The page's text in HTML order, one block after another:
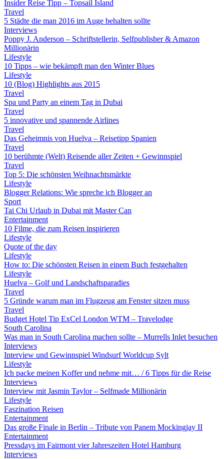
Insider Reise Tipp – Topsail Island
Travel
5 Städte die man 2016 im Auge behalten sollte
Interviews
Poppy J. Anderson – Schriftstellerin, Selfpublisher & Amazon
Millionärin
Lifestyle
10 Tipps – wie bekämpft man den Winter Blues
Lifestyle
10 (Blog) Highlights aus 2015
Travel
Spa und Party an einem Tag in Dubai
Travel
5 innovative und spannende Airlines
Travel
Das Geheimnis von Huelva – Reisetipp Spanien
Travel
10 berühmte (Welt) Reisende aller Zeiten + Gewinnspiel
Travel
Top 5: Die schönsten Weihnachtsmärkte
Lifestyle
Blogger Relations: Wie spreche ich Blogger an
Sport
Tai Chi Urlaub in Dubai mit Master Can
Entertainment
10 Filme, die zum Reisen inspirieren
Lifestyle
Quote of the day
Lifestyle
How to: Die schönsten Reisen in einem Buch festgehalten
Lifestyle
Huelva – Golf und Landschaftsparadies
Travel
5 Gründe warum man im Flugzeug am Fenster sitzen muss
Travel
Budget Hotel Tip ExCel London WTM – Travelodge
South Carolina
Was man in South Carolina machen sollte – Murrells Inlet besuchen
Interviews
Interview und Gewinnspiel Windsurf Worldcup Sylt
Lifestyle
Ich packe meinen Koffer und nehme mit… / 6 Tipps für die Reise
Interviews
Interview mit Jasmin Taylor – Selfmade Millionärin
Lifestyle
Faszination Reisen
Entertainment
Das große Finale in Berlin – Tribute von Panem Mockingjay II
Entertainment
Pressdays im Fairmont vier Jahreszeiten Hotel Hamburg
Interviews